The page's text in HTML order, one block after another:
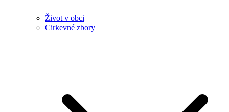
Život v obci
Cirkevné zbory